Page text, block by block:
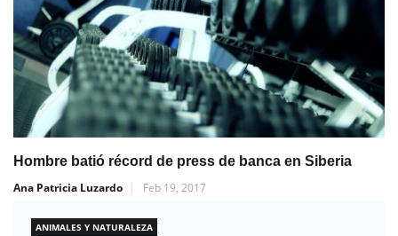
Hombre batió récord de press de banca en Siberia
Ana Patricia Luzardo
Feb 19, 2017
ANIMALES Y NATURALEZA